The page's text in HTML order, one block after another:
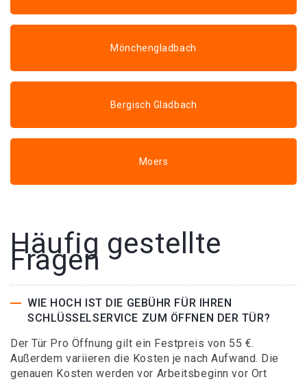
Mönchengladbach
Bergisch Gladbach
Moers
Häufig gestellte
Fragen
WIE HOCH IST DIE GEBÜHR FÜR IHREN
SCHLÜSSELSERVICE ZUM ÖFFNEN DER TÜR?
Der Tür Pro Öffnung gilt ein Festpreis von 55 €.
Außerdem variieren die Kosten je nach Aufwand. Die
genauen Kosten werden vor Arbeitsbeginn vor Ort